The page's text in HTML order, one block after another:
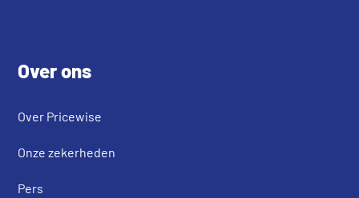
Over ons
Over Pricewise
Onze zekerheden
Pers